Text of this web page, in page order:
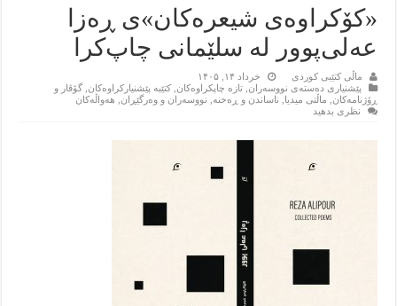
«کۆکراوه‌ی شیعره‌کان»ی ڕەزا
عه‌لی‌پوور له سلێمانی چاپ‌کرا
ماڵی کتێبی کوردی
خرداد ۱۴, ۱۴۰۵
پێشنیاری ده‌سته‌ی نووسه‌ران ,تازه‌ چاپکراوه‌کان ,کتێبه‌ پێشنیارکراوه‌کان ,گۆڤار و
ڕۆژنامه‌کان
ماڵتی میدیا ناساندن و ڕه‌خنه‌ نووسه‌ران و وه‌رگێڕان
هه‌واڵه‌کان
نظری بدهید